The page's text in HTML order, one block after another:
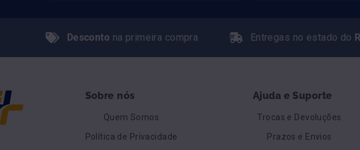
Desconto na primeira compra Entregas no estado do
Sobre nós
Quem Somos
Política de Privacidade
Ajuda e Suporte
Trocas e Devoluções
Prazos e Envios